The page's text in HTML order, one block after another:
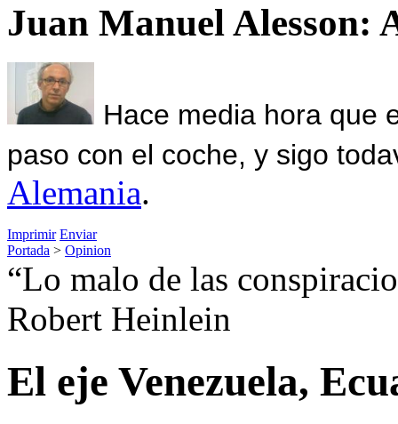
Juan Manuel Alesson:
Hace media hora que
paso con el coche, y sigo
Alemania.
Imprimir Enviar
Portada > Opinion
“Lo malo de las
Robert Heinlein
El eje Venezuela,